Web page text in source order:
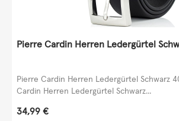
Pierre Cardin Herren Ledergürtel
Pierre Cardin Herren Ledergürtel Schwarz
Cardin Herren Ledergürtel Schwarz...
Regulärer Preis:
34,99 €